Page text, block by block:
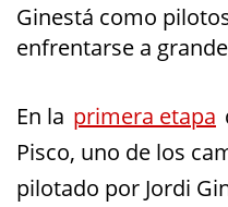
Ginestá como
enfrentarse a
En la primera etapa
Pisco, uno de los
pilotado por Jordi